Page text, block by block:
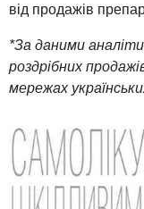
від продажів
*За даними
роздрібних
мережах